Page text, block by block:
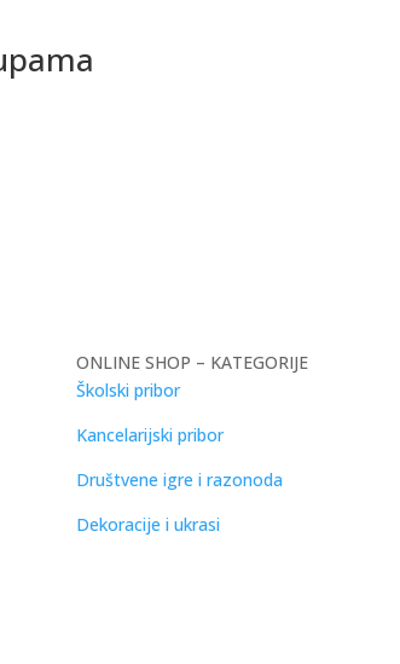
ONLINE SHOP – KATEGORIJE
Školski pribor
Kancelarijski pribor
Društvene igre i razonoda
Dekoracije i ukrasi